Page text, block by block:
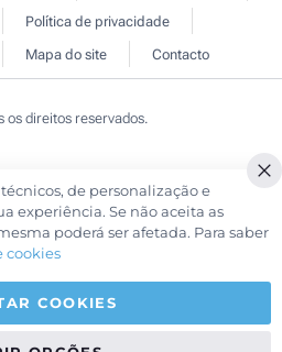
Política de privacidade
Mapa do site Contacto
os direitos reservados.
de personalização e
experiência. Se não aceita as
poderá ser afetada. Para saber
cookies
COOKIES